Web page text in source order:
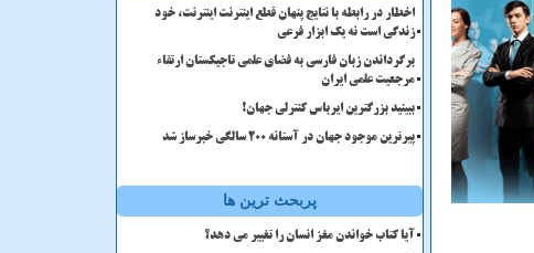
اخطار در رابطه با نتایج پنهان قطع اینترنت اینترنت، خود
زندگی است نه یک ابزار فرعی
برگرداندن زبان فارسی به فضای علمی تاجیکستان ارتقاء
مرجعیت علمی ایران
ببینید بزرگترین ایرباس کنترلی جهان!
پیرترین موجود جهان در آستانه ۲۰۰ سالگی خبرساز شد
پربحث ترین ها
آیا کتاب خواندن مغز انسان را تغییر می دهد؟